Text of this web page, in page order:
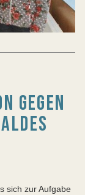
GEGEN
sich zur Aufgabe